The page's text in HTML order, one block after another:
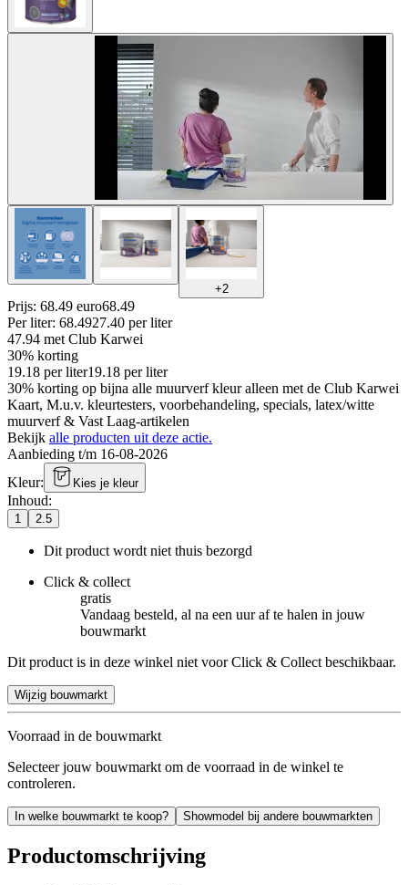
+2
Prijs: 68.49 euro68.49
Per liter: 68.4927.40 per liter
47.94 met Club Karwei
30% korting
19.18 per liter19.18 per liter
30% korting op bijna alle muurverf kleur alleen met de Club Karwei
Kaart, M.u.v. kleurtesters, voorbehandeling, specials, latex/witte
muurverf & Vast Laag-artikelen
Bekijk alle producten uit deze actie.
Aanbieding t/m 16-08-2026
Kleur: Kies je kleur
Inhoud:
1 2.5
Dit product wordt niet thuis bezorgd
Click & collect
gratis
Vandaag besteld, al na een uur af te halen in jouw
bouwmarkt
Dit product is in deze winkel niet voor Click & Collect beschikbaar.
Wijzig bouwmarkt
Voorraad in de bouwmarkt
Selecteer jouw bouwmarkt om de voorraad in de winkel te
controleren.
In welke bouwmarkt te koop? Showmodel bij andere bouwmarkten
Productomschrijving